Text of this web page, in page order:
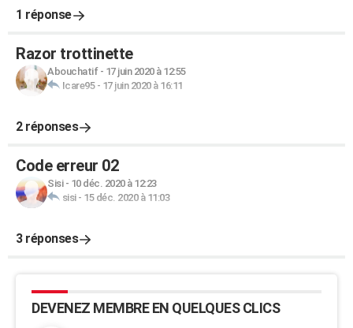
1 réponse
Razor trottinette
Abouchatif- 17 juin 2020 à 12:55
Icare95- 17 juin 2020 à 16:11
2 réponses
Code erreur 02
Sisi- 10 déc. 2020 à 12:23
sisi- 15 déc. 2020 à 11:03
3 réponses
DEVENEZ MEMBRE EN QUELQUES CLICS